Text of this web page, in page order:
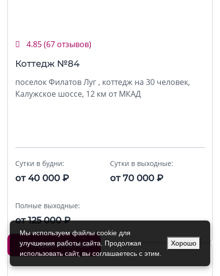
4.85(67 отзывов)
Коттедж №84
поселок Филатов Луг , коттедж на 30 человек,
Калужское шоссе, 12 км от МКАД
Сутки в будни:
от40 000 ₽
Сутки в выходные:
от70 000 ₽
Полные выходные:
от125 000₽
Позвонить нам
Мы используем файлы cookie для
улучшения работы сайта. Продолжая
использовать сайт, вы соглашаетесь с этим.
Хорошо